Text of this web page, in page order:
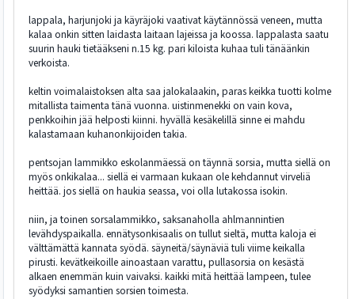
lappala, harjunjoki ja käyräjoki vaativat käytännössä veneen, mutta
kalaa onkin sitten laidasta laitaan lajeissa ja koossa. lappalasta saatu
suurin hauki tietääkseni n.15 kg. pari kiloista kuhaa tuli tänäänkin
verkoista.
keltin voimalaistoksen alta saa jalokalaakin, paras keikka tuotti kolme
mitallista taimenta tänä vuonna. uistinmenekki on vain kova,
penkkoihin jää helposti kiinni. hyvällä kesäkelillä sinne ei mahdu
kalastamaan kuhanonkijoiden takia.
pentsojan lammikko eskolanmäessä on täynnä sorsia, mutta siellä on
myös onkikalaa... siellä ei varmaan kukaan ole kehdannut virveliä
heittää. jos siellä on haukia seassa, voi olla lutakossa isokin.
niin, ja toinen sorsalammikko, saksanaholla ahlmannintien
levähdyspaikalla. ennätysonkisaalis on tullut sieltä, mutta kaloja ei
välttämättä kannata syödä. säyneitä/säynäviä tuli viime keikalla
pirusti. kevätkeikoille ainoastaan varattu, pullasorsia on kesästä
alkaen enemmän kuin vaivaksi. kaikki mitä heittää lampeen, tulee
syödyksi samantien sorsien toimesta.